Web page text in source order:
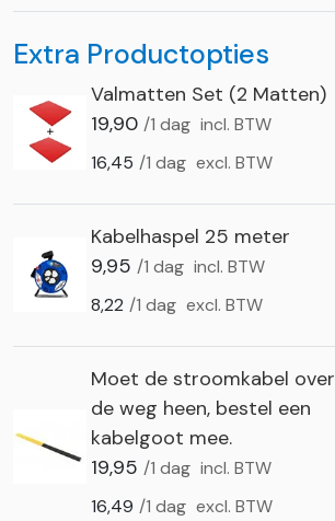
Extra Productopties
Valmatten Set (2 Matten)
19,90 /1 dag incl. BTW
16,45 /1 dag excl. BTW
Kabelhaspel 25 meter
9,95 /1 dag incl. BTW
8,22 /1 dag excl. BTW
Moet de stroomkabel over
de weg heen, bestel een
kabelgoot mee.
19,95 /1 dag incl. BTW
16,49 /1 dag excl. BTW